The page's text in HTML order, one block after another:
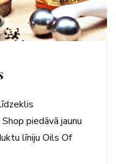
piedāvā jaunu
līniju Oils Of